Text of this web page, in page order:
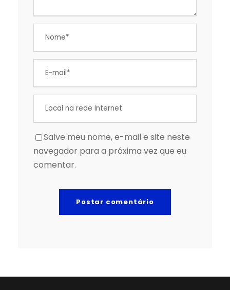
Salve meu nome, e-mail e site neste
navegador para a próxima vez que eu
comentar.